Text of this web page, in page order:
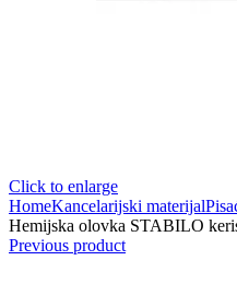
Click to enlarge
HomeKancelarijski materijal
Hemijska olovka STABILO
Previous product